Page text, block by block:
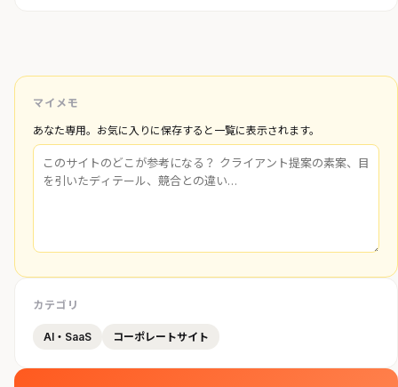
マイメモ
あなた専用。お気に入りに保存すると一覧に表示されます。
カテゴリ
AI・SaaS コーポレートサイト